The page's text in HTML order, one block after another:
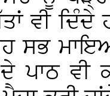
ਵੀ
ਮਾਇਆ
ਪਾਠ ਵੀ